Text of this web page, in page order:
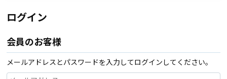
ログイン
会員のお客様
メールアドレスとパスワードを入力してログインしてください。